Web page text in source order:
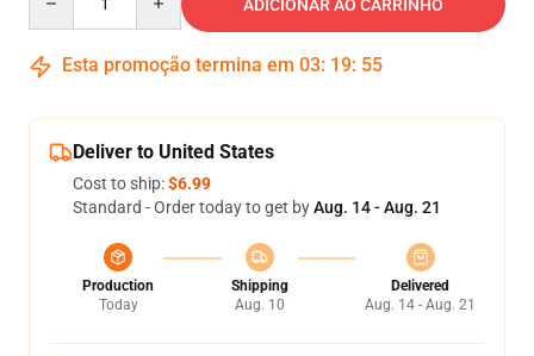
ADICIONAR AO CARRINHO
Esta promoção termina em 03: 19: 54
Deliver to United States
Cost to ship:$6.99
Standard - Order today to get byAug. 14 - Aug. 21
Production
Today
Shipping
Aug. 10
Delivered
Aug. 14 - Aug. 21